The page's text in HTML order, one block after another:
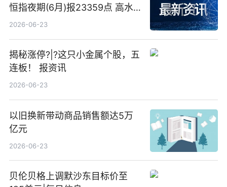
恒指夜期(6月)报23359点 高水
23点
2026-06-23
揭秘涨停?|?这只小金属个股，五
连板！ 报资讯
2026-06-23
以旧换新带动商品销售额达5万
亿元
2026-06-23
贝伦贝格上调默沙东目标价至